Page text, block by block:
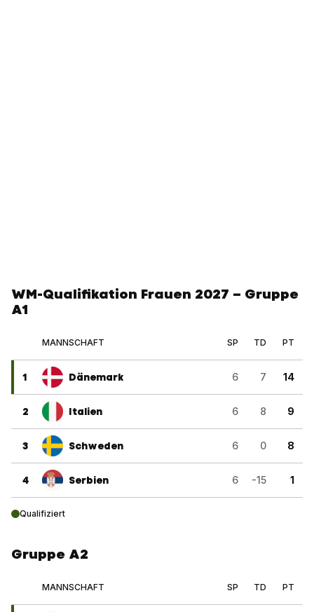
WM-Qualifikation Frauen 2027 – Gruppe
A1
MANNSCHAFT SP TD PT
1 Dänemark 6 7 14
2 Italien 6 8 9
3 Schweden 6 0 8
4 Serbien 6 -15 1
Qualifiziert
Gruppe A2
MANNSCHAFT SP TD PT